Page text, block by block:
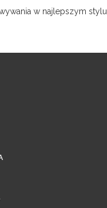
w najlepszym stylu.